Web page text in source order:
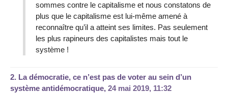
sommes contre le capitalisme et nous constatons de
plus que le capitalisme est lui-même amené à
reconnaître qu’il a atteint ses limites. Pas seulement
les plus rapineurs des capitalistes mais tout le
système !
2. La démocratie, ce n’est pas de voter au sein d’un
système antidémocratique, 24 mai 2019, 11:32